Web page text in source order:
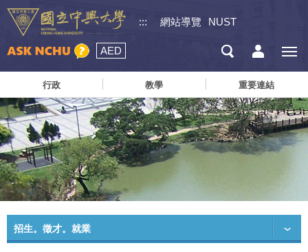
::: 網站導覽 NUST
AED
行政 教學 重要連結
招生。徵才。就業